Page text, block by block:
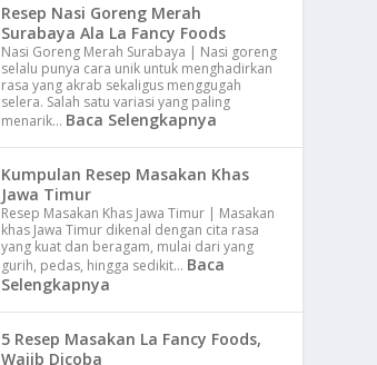
Resep Nasi Goreng Merah
Surabaya Ala La Fancy Foods
Nasi Goreng Merah Surabaya | Nasi goreng
selalu punya cara unik untuk menghadirkan
rasa yang akrab sekaligus menggugah
selera. Salah satu variasi yang paling
menarik… Baca Selengkapnya
Kumpulan Resep Masakan Khas
Jawa Timur
Resep Masakan Khas Jawa Timur | Masakan
khas Jawa Timur dikenal dengan cita rasa
yang kuat dan beragam, mulai dari yang
gurih, pedas, hingga sedikit… Baca
Selengkapnya
5 Resep Masakan La Fancy Foods,
Wajib Dicoba